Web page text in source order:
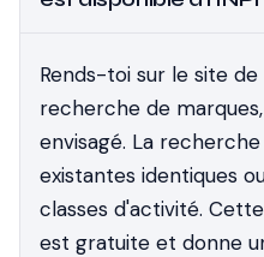
Rends-toi sur le site
recherche de
envisagé. La
existantes identiques
classes d'activité.
est gratuite et donne